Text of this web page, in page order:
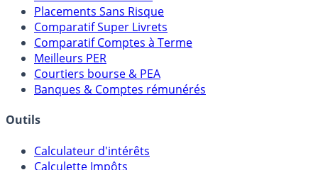
Meilleures Assurances-Vie
Meilleurs Fonds Euros
Placements Sans Risque
Comparatif Super Livrets
Comparatif Comptes à Terme
Meilleurs PER
Banques & Comptes rémunérés
Outils